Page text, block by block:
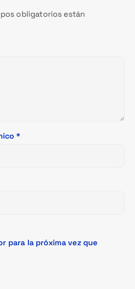
obligatorios están
*
para la próxima vez que